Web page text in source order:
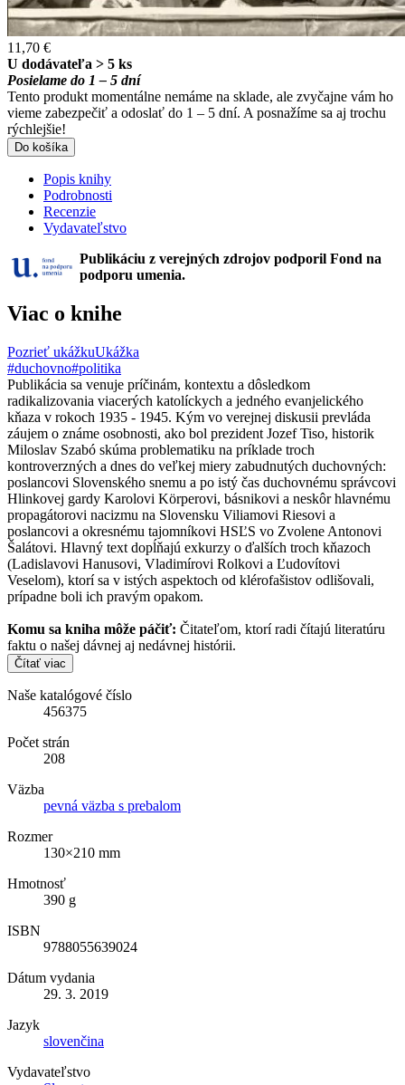
11,70 €
U dodávateľa > 5 ks
Posielame do 1 – 5 dní
Tento produkt momentálne nemáme na sklade, ale zvyčajne vám ho
vieme zabezpečiť a odoslať do 1 – 5 dní. A posnažíme sa aj trochu
rýchlejšie!
Do košíka
Popis knihy
Podrobnosti
Recenzie
Vydavateľstvo
Publikáciu z verejných zdrojov podporil Fond na
podporu umenia.
Viac o knihe
Pozrieť ukážkuUkážka
#duchovno#politika
Publikácia sa venuje príčinám, kontextu a dôsledkom
radikalizovania viacerých katolíckych a jedného evanjelického
kňaza v rokoch 1935 - 1945. Kým vo verejnej diskusii prevláda
záujem o známe osobnosti, ako bol prezident Jozef Tiso, historik
Miloslav Szabó skúma problematiku na príklade troch
kontroverzných a dnes do veľkej miery zabudnutých duchovných:
poslancovi Slovenského snemu a po istý čas duchovnému správcovi
Hlinkovej gardy Karolovi Körperovi, básnikovi a neskôr hlavnému
propagátorovi nacizmu na Slovensku Viliamovi Riesovi a
poslancovi a okresnému tajomníkovi HSĽS vo Zvolene Antonovi
Šalátovi. Hlavný text dopĺňajú exkurzy o ďalších troch kňazoch
(Ladislavovi Hanusovi, Vladimírovi Rolkovi a Ľudovítovi
Veselom), ktorí sa v istých aspektoch od klérofašistov odlišovali,
prípadne boli ich pravým opakom.
Komu sa kniha môže páčiť: Čitateľom, ktorí radi čítajú literatúru
faktu o našej dávnej aj nedávnej histórii.
Čítať viac
Naše katalógové číslo
456375
Počet strán
208
Väzba
pevná väzba s prebalom
Rozmer
130×210 mm
Hmotnosť
390 g
ISBN
9788055639024
Dátum vydania
29. 3. 2019
Jazyk
slovenčina
Vydavateľstvo